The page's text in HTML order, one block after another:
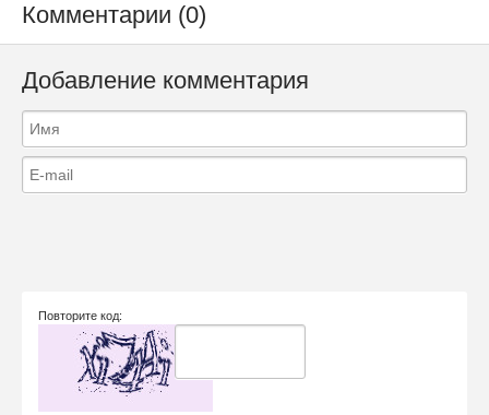
Комментарии (0)
Добавление комментария
Повторите код: